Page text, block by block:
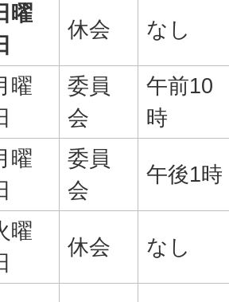
曜
休会 なし
曜
委員
会
午前10
時
曜
委員
会
午後1時
曜
休会 なし